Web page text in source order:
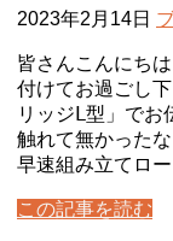
2023年2月14日
皆さんこんにち
付けてお過ごし
リッジⅬ型」でお
触れて無かった
早速組み立てロ
この記事を読む